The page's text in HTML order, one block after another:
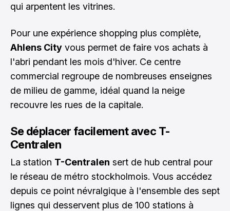
qui arpentent les vitrines.
Pour une expérience shopping plus complète,
Ahlens City vous permet de faire vos achats à
l'abri pendant les mois d'hiver. Ce centre
commercial regroupe de nombreuses enseignes
de milieu de gamme, idéal quand la neige
recouvre les rues de la capitale.
Se déplacer facilement avec T-
Centralen
La station T-Centralen sert de hub central pour
le réseau de métro stockholmois. Vous accédez
depuis ce point névralgique à l'ensemble des sept
lignes qui desservent plus de 100 stations à